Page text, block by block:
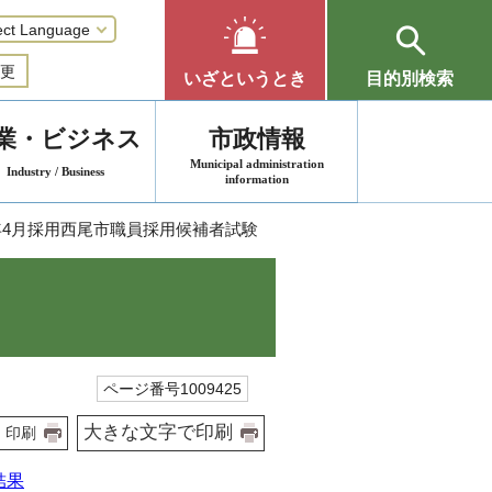
いざというとき 目的別検索
・ビジネス
Industry / Business
市政情報
Municipal administration
information
月採用西尾市職員採用候補者試験
ページ番号1009425
印刷 大きな文字で印刷
果